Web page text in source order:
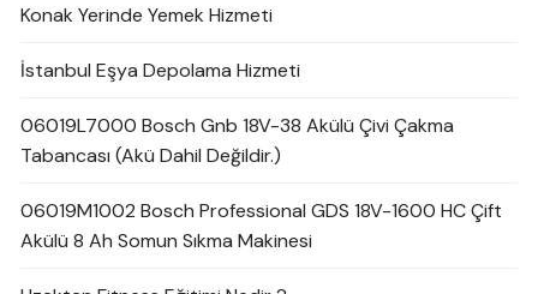
Konak Yerinde Yemek Hizmeti
İstanbul Eşya Depolama Hizmeti
06019L7000 Bosch Gnb 18V-38 Akülü Çivi Çakma
Tabancası (Akü Dahil Değildir.)
06019M1002 Bosch Professional GDS 18V-1600 HC Çift
Akülü 8 Ah Somun Sıkma Makinesi